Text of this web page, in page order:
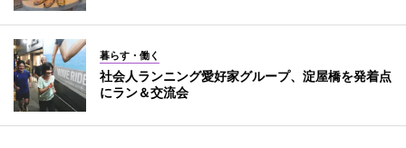
暮らす・働く
社会人ランニング愛好家グループ、淀屋橋を発着点
にラン＆交流会